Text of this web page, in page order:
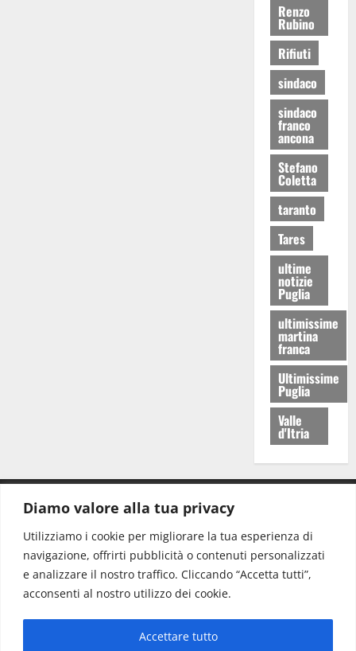
Diamo valore alla tua privacy
Utilizziamo i cookie per migliorare la tua esperienza di
navigazione, offrirti pubblicità o contenuti personalizzati
e analizzare il nostro traffico. Cliccando “Accetta tutti”,
acconsenti al nostro utilizzo dei cookie.
Accettare tutto
Renzo
Rubino
Rifiuti
sindaco
sindaco
franco
ancona
Stefano
Coletta
taranto
Tares
ultime
notizie
Puglia
ultimissime
martina
franca
Ultimissime
Puglia
Valle
d'Itria
Redazione: redazione@www.martinasera.it
Direttore:direttore@www.martinasera.it
Info & Commerciale:info@www.martinasera.it